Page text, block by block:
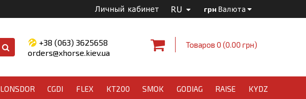
Личный кабинет RU грн Валюта
+38 (063) 3625658
orders@xhorse.kiev.ua
Товаров 0 (0.00 грн)
LONSDOR CGDI FLEX KT200 SMOK GODIAG RAISE KYDZ